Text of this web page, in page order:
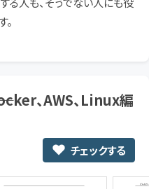
、AWS、Linux編
チェックする